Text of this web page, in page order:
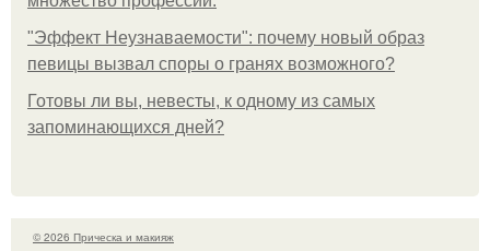
"Эффект Неузнаваемости": почему новый образ
певицы вызвал споры о гранях возможного?
Готовы ли вы, невесты, к одному из самых
запоминающихся дней?
© 2026 Прическа и макияж